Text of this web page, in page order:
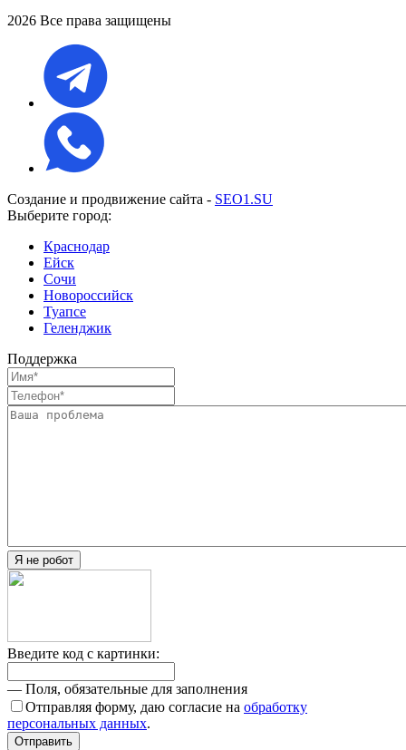
2026 Все права защищены
Создание и продвижение сайта - SEO1.SU
Выберите город:
Краснодар
Ейск
Сочи
Новороссийск
Туапсе
Геленджик
Поддержка
Я не робот
Введите код с картинки:
— Поля, обязательные для заполнения
Отправляя форму, даю согласие на обработку
персональных данных.
Отправить